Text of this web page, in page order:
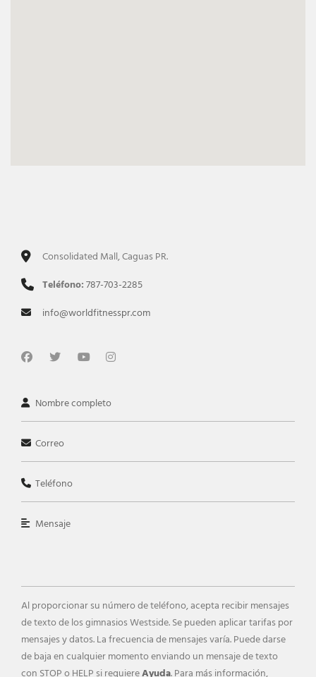
Consolidated Mall, Caguas PR.
Teléfono:787-703-2285
info@worldfitnesspr.com
Al proporcionar su número de teléfono, acepta recibir mensajes
de texto de los gimnasios Westside. Se pueden aplicar tarifas por
mensajes y datos. La frecuencia de mensajes varía. Puede darse
de baja en cualquier momento enviando un mensaje de texto
con STOP o HELP si requiereAyuda. Para más información,